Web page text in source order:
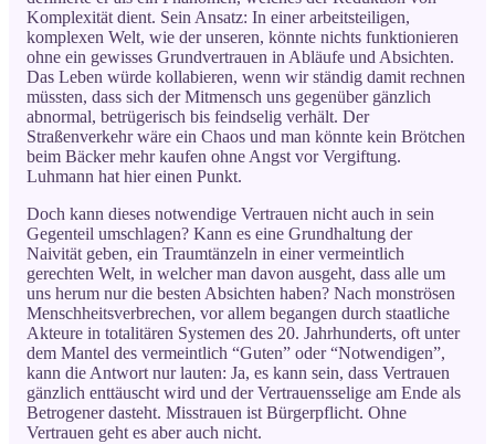
Komplexität dient. Sein Ansatz: In einer arbeitsteiligen,
komplexen Welt, wie der unseren, könnte nichts funktionieren
ohne ein gewisses Grundvertrauen in Abläufe und Absichten.
Das Leben würde kollabieren, wenn wir ständig damit rechnen
müssten, dass sich der Mitmensch uns gegenüber gänzlich
abnormal, betrügerisch bis feindselig verhält. Der
Straßenverkehr wäre ein Chaos und man könnte kein Brötchen
beim Bäcker mehr kaufen ohne Angst vor Vergiftung.
Luhmann hat hier einen Punkt.
Doch kann dieses notwendige Vertrauen nicht auch in sein
Gegenteil umschlagen? Kann es eine Grundhaltung der
Naivität geben, ein Traumtänzeln in einer vermeintlich
gerechten Welt, in welcher man davon ausgeht, dass alle um
uns herum nur die besten Absichten haben? Nach monströsen
Menschheitsverbrechen, vor allem begangen durch staatliche
Akteure in totalitären Systemen des 20. Jahrhunderts, oft unter
dem Mantel des vermeintlich “Guten” oder “Notwendigen”,
kann die Antwort nur lauten: Ja, es kann sein, dass Vertrauen
gänzlich enttäuscht wird und der Vertrauensselige am Ende als
Betrogener dasteht. Misstrauen ist Bürgerpflicht. Ohne
Vertrauen geht es aber auch nicht.